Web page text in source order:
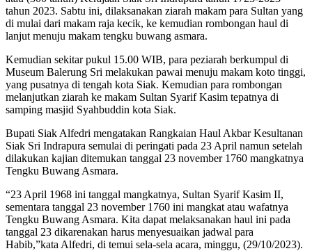
tahun 2023. Sabtu ini, dilaksanakan ziarah makam para Sultan yang
di mulai dari makam raja kecik, ke kemudian rombongan haul di
lanjut menuju makam tengku buwang asmara.
Kemudian sekitar pukul 15.00 WIB, para peziarah berkumpul di
Museum Balerung Sri melakukan pawai menuju makam koto tinggi,
yang pusatnya di tengah kota Siak. Kemudian para rombongan
melanjutkan ziarah ke makam Sultan Syarif Kasim tepatnya di
samping masjid Syahbuddin kota Siak.
Bupati Siak Alfedri mengatakan Rangkaian Haul Akbar Kesultanan
Siak Sri Indrapura semulai di peringati pada 23 April namun setelah
dilakukan kajian ditemukan tanggal 23 november 1760 mangkatnya
Tengku Buwang Asmara.
“23 April 1968 ini tanggal mangkatnya, Sultan Syarif Kasim II,
sementara tanggal 23 november 1760 ini mangkat atau wafatnya
Tengku Buwang Asmara. Kita dapat melaksanakan haul ini pada
tanggal 23 dikarenakan harus menyesuaikan jadwal para
Habib,”kata Alfedri, di temui sela-sela acara, minggu, (29/10/2023).